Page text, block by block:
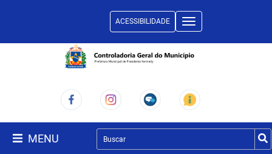
Toggle
navigation
ACESSIBILIDADE
MENU